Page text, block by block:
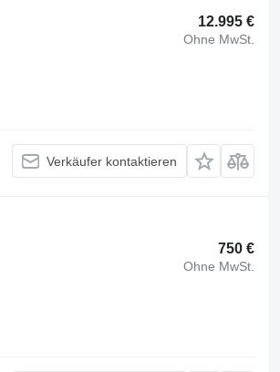
12.995 €
Ohne MwSt.
Verkäufer kontaktieren
750 €
Ohne MwSt.